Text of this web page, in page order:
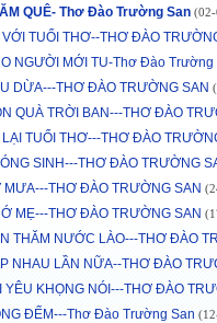
QUÊ- Thơ Đào Trường San
VỚI TUỔI THƠ--THƠ ĐÀO
NGƯỜI MỚI TU-Thơ Đào Trường
DỪA---THƠ ĐÀO TRƯỜNG SAN
QUÀ TRỜI BAN---THƠ ĐÀO
LẠI TUỔI THƠ---THƠ ĐÀO
SINH---THƠ ĐÀO TRƯỜNG
MƯA---THƠ ĐÀO TRƯỜNG SAN
MẸ---THƠ ĐÀO TRƯỜNG SAN
THĂM NƯỚC LÀO---THƠ ĐÀO
NHAU LẦN NỮA--THƠ ĐÀO
YÊU KHỌNG NÓI---THƠ ĐÀO
ĐẾM---Thơ Đào Trường San